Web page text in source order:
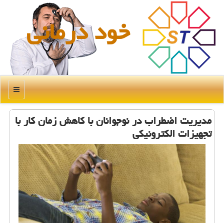
خود درمانی
منو
مدیریت اضطراب در نوجوانان با كاهش زمان كار با
تجهیزات الكترونیكی